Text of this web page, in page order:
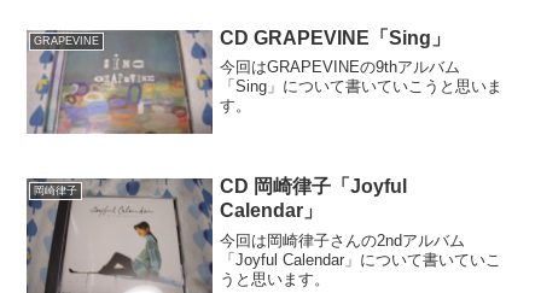
GRAPEVINE CD GRAPEVINE「Sing」
今回はGRAPEVINEの9thアルバム
「Sing」について書いていこうと思いま
す。
岡崎律子
CD 岡崎律子「Joyful
Calendar」
今回は岡崎律子さんの2ndアルバム
「Joyful Calendar」について書いていこ
うと思います。